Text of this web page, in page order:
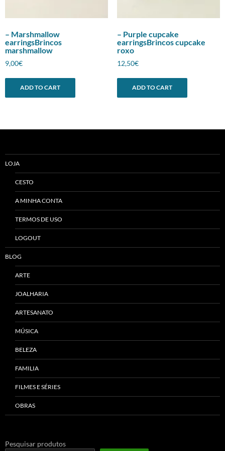
– Marshmallow
earringsBrincos
marshmallow
9,00€
ADD TO CART
– Purple cupcake
earringsBrincos cupcake
roxo
12,50€
ADD TO CART
LOJA
CESTO
A MINHA CONTA
TERMOS DE USO
LOGOUT
BLOG
ARTE
JOALHARIA
ARTESANATO
MÚSICA
BELEZA
FAMILIA
FILMES E SÉRIES
OBRAS
Pesquisar produtos